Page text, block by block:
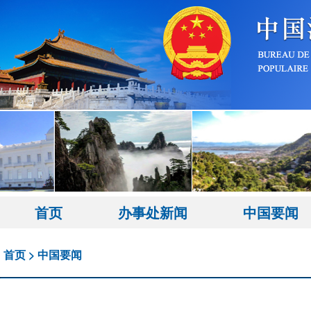
首页 办事处新闻 中国要闻
首页 > 中国要闻